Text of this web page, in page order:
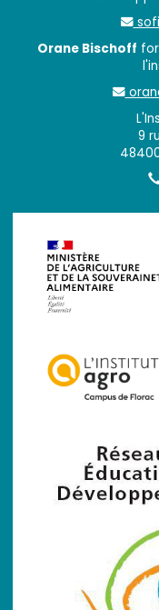
Orane Bischoff
9